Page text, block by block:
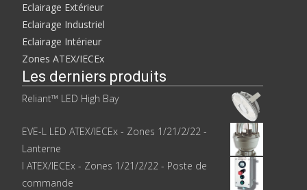
Eclairage Extérieur
Eclairage Industriel
Eclairage Intérieur
Zones ATEX/IECEx
Les derniers produits
Reliant™ LED High Bay
EVE-L LED ATEX/IECEx - Zones 1/21/2/22 -
Lanterne
I ATEX/IECEx - Zones 1/21/2/22 - Poste de
commande